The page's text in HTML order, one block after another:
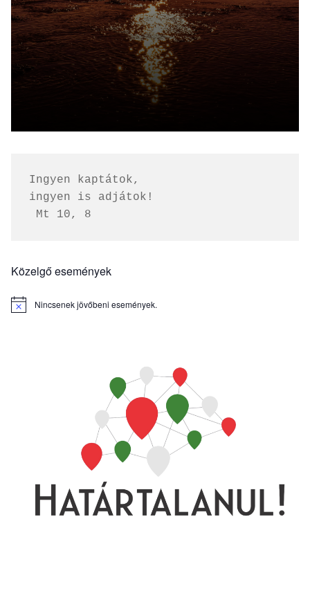
Ingyen kaptátok,
ingyen is adjátok!
Mt 10, 8
Közelgő események
Notice Nincsenek jövőbeni események.